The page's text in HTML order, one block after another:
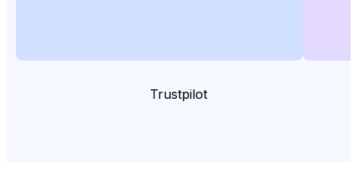
Trustpilot